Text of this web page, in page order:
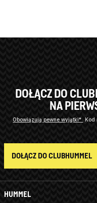
HUMMEL
DOŁĄCZ DO
NA
Obowiązują pewne wyjątki*
Kod
DOŁĄCZ DO CLUBHUMMEL